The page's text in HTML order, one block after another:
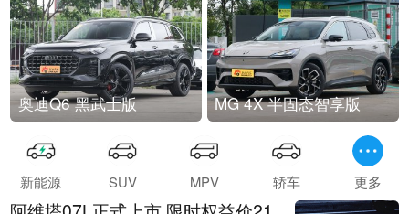
奥迪Q6 黑武士版 MG 4X 半固态智享版
新能源 SUV MPV 轿车 更多